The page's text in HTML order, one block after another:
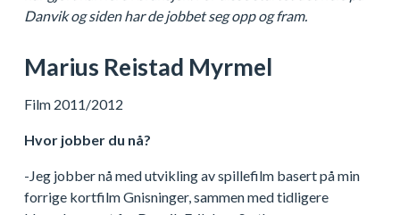
Danvik og siden har de jobbet seg opp og fram.
Marius Reistad Myrmel
Film 2011/2012
Hvor jobber du nå?
-Jeg jobber nå med utvikling av spillefilm basert på min
forrige kortfilm Gnisninger, sammen med tidligere